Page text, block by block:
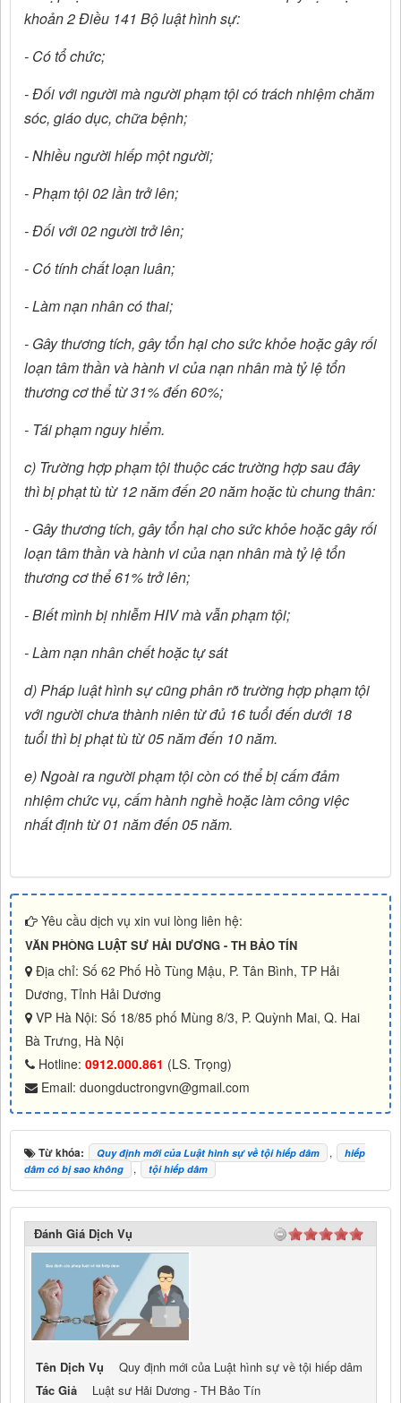
khoản 2 Điều 141 Bộ luật hình sự:
- Có tổ chức;
- Đối với người mà người phạm tội có trách nhiệm chăm
sóc, giáo dục, chữa bệnh;
- Nhiều người hiếp một người;
- Phạm tội 02 lần trở lên;
- Đối với 02 người trở lên;
- Có tính chất loạn luân;
- Làm nạn nhân có thai;
- Gây thương tích, gây tổn hại cho sức khỏe hoặc gây rối
loạn tâm thần và hành vi của nạn nhân mà tỷ lệ tổn
thương cơ thể từ 31% đến 60%;
- Tái phạm nguy hiểm.
c) Trường hợp phạm tội thuộc các trường hợp sau đây
thì bị phạt tù từ 12 năm đến 20 năm hoặc tù chung thân:
- Gây thương tích, gây tổn hại cho sức khỏe hoặc gây rối
loạn tâm thần và hành vi của nạn nhân mà tỷ lệ tổn
thương cơ thể 61% trở lên;
- Biết mình bị nhiễm HIV mà vẫn phạm tội;
- Làm nạn nhân chết hoặc tự sát
d) Pháp luật hình sự cũng phân rõ trường hợp phạm tội
với người chưa thành niên từ đủ 16 tuổi đến dưới 18
tuổi thì bị phạt tù từ 05 năm đến 10 năm.
e) Ngoài ra người phạm tội còn có thể bị cấm đảm
nhiệm chức vụ, cấm hành nghề hoặc làm công việc
nhất định từ 01 năm đến 05 năm.
Yêu cầu dịch vụ xin vui lòng liên hệ:
VĂN PHÒNG LUẬT SƯ HẢI DƯƠNG - TH BẢO TÍN
Địa chỉ: Số 62 Phố Hồ Tùng Mậu, P. Tân Bình, TP Hải
Dương, Tỉnh Hải Dương
VP Hà Nội: Số 18/85 phố Mùng 8/3, P. Quỳnh Mai, Q. Hai
Bà Trưng, Hà Nội
Hotline: 0912.000.861 (LS. Trọng)
Email: duongductrongvn@gmail.com
Từ khóa: Quy định mới của Luật hình sự về tội hiếp dâm ,
hiếp
dâm có bị sao không
, tội hiếp dâm
Đánh Giá Dịch Vụ
Tên Dịch Vụ
Quy định mới của Luật hình sự về tội hiếp dâm
Tác Giả
Luật sư Hải Dương - TH Bảo Tín